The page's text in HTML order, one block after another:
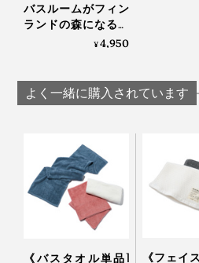
『OSMIA』から、清々しい多
バスルームがフィン
ランドの森になる、
「白樺の若葉」と
OSMIA
¥4,950
よく一緒に購入されています
《バスタオル単品1
《フェイ